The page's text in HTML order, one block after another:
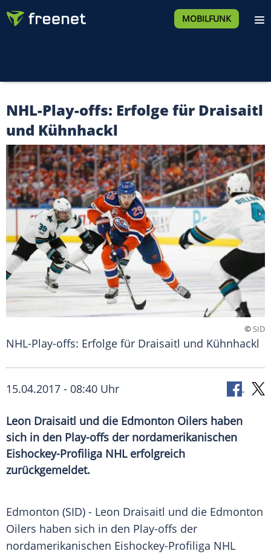
MOBILFUNK
NHL-Play-offs: Erfolge für Draisaitl
und Kühnhackl
©SID
NHL-Play-offs: Erfolge für Draisaitl und Kühnhackl
15.04.2017 - 08:40 Uhr
Leon Draisaitl und die Edmonton Oilers haben
sich in den Play-offs der nordamerikanischen
Eishockey-Profiliga NHL erfolgreich
zurückgemeldet.
Edmonton (SID) - Leon Draisaitl und die Edmonton
Oilers haben sich in den Play-offs der
nordamerikanischen Eishockey-Profiliga NHL